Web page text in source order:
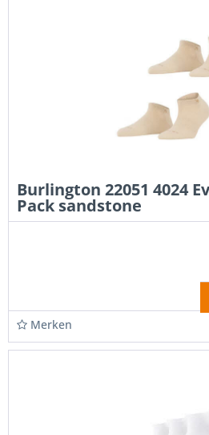
Burlington 22051 4024
Pack sandstone
Merken